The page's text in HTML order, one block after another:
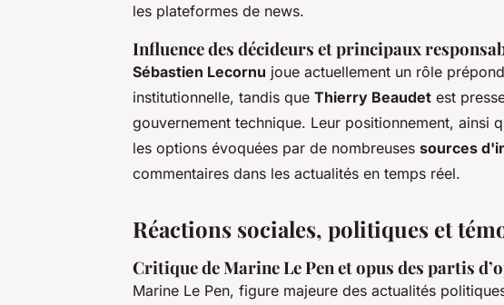
les plateformes de news.
Influence des décideurs et principaux
Sébastien Lecornu joue actuellement un rôle
institutionnelle, tandis que Thierry Beaudet est
gouvernement technique. Leur positionnement, ainsi
les options évoquées par de nombreuses sources
commentaires dans les actualités en temps réel.
Réactions sociales, politiques et
Critique de Marine Le Pen et opus des partis
Marine Le Pen, figure majeure des actualités